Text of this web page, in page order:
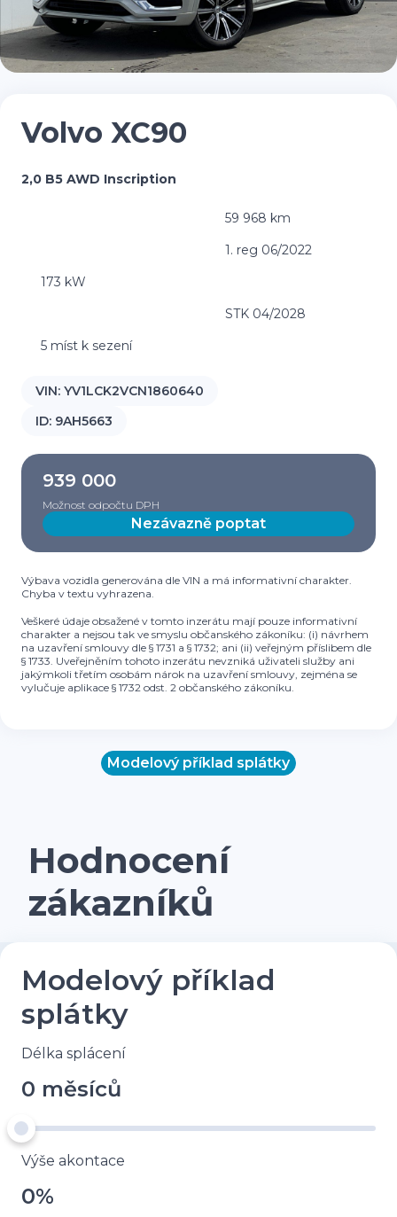
Volvo XC90
2,0 B5 AWD Inscription
59 968 km
1. reg 06/2022
173 kW
STK 04/2028
5 míst k sezení
VIN: YV1LCK2VCN1860640
ID: 9AH5663
939 000
Možnost odpočtu DPH
Nezávazně poptat
Výbava vozidla generována dle VIN a má informativní charakter.
Chyba v textu vyhrazena.
Veškeré údaje obsažené v tomto inzerátu mají pouze informativní
charakter a nejsou tak ve smyslu občanského zákoníku: (i) návrhem
na uzavření smlouvy dle § 1731 a § 1732; ani (ii) veřejným příslibem dle
§ 1733. Uveřejněním tohoto inzerátu nevzniká uživateli služby ani
jakýmkoli třetím osobám nárok na uzavření smlouvy, zejména se
vylučuje aplikace § 1732 odst. 2 občanského zákoníku.
Modelový příklad splátky
Hodnocení
zákazníků
Modelový příklad
splátky
Délka splácení
0 měsíců
Výše akontace
0%